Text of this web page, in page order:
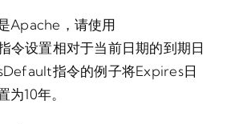
Apache，请使用
令设置相对于当前日期的到期日
指令的例子将Expires日
10年。